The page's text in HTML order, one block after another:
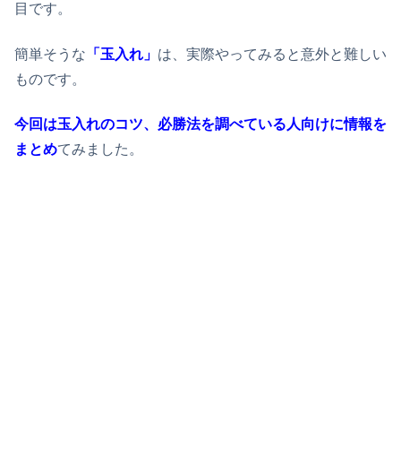
目です。
簡単そうな 「玉入れ」 は、実際やってみると意外と難しい
ものです。
今回は玉入れのコツ、必勝法を調べている人向けに情報を
まとめてみました。